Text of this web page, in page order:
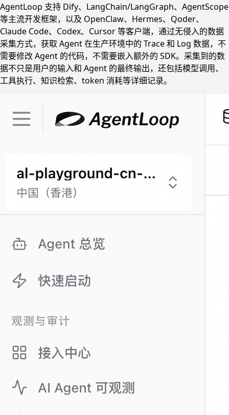
AgentLoop 支持 Dify、LangChain/LangGraph、AgentScope
等主流开发框架，以及 OpenClaw、Hermes、Qoder、
Claude Code、Codex、Cursor 等客户端，通过无侵入的数据
采集方式，获取 Agent 在生产环境中的 Trace 和 Log 数据，不
需要修改 Agent 的代码，不需要嵌入额外的 SDK。采集到的数
据不只是用户的输入和 Agent 的最终输出，还包括模型调用、
工具执行、知识检索、token 消耗等详细记录。